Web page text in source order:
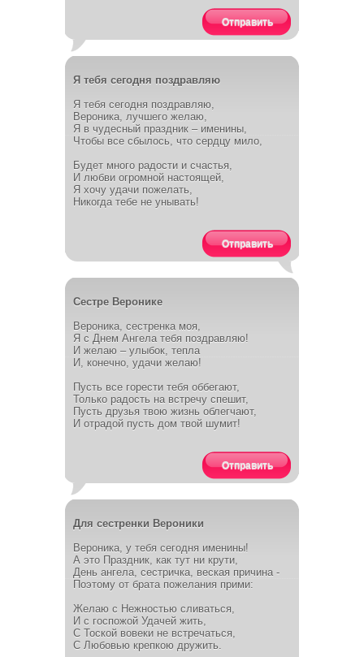
Отправить
Я тебя сегодня поздравляю
Я тебя сегодня поздравляю,
Вероника, лучшего желаю,
Я в чудесный праздник – именины,
Чтобы все сбылось, что сердцу мило,
Будет много радости и счастья,
И любви огромной настоящей,
Я хочу удачи пожелать,
Никогда тебе не унывать!
Отправить
Сестре Веронике
Вероника, сестренка моя,
Я с Днем Ангела тебя поздравляю!
И желаю – улыбок, тепла
И, конечно, удачи желаю!
Пусть все горести тебя оббегают,
Только радость на встречу спешит,
Пусть друзья твою жизнь облегчают,
И отрадой пусть дом твой шумит!
Отправить
Для сестренки Вероники
Вероника, у тебя сегодня именины!
А это Праздник, как тут ни крути,
День ангела, сестричка, веская причина -
Поэтому от брата пожелания прими:
Желаю с Нежностью сливаться,
И с госпожой Удачей жить,
С Тоской вовеки не встречаться,
С Любовью крепкою дружить.